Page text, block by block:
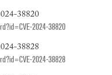
38820
2024-38820
38828
2024-38828